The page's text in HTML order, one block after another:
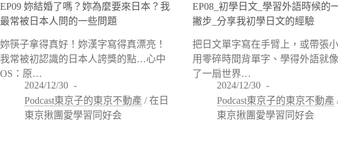
EP09 妳結婚了嗎？妳為麼要來日本？我
最常被日本人問的一些問題
妳筷子拿得真好！妳漢字寫得真漂亮！
我常被初認識的日本人誇獎的點…心中
OS：原…
2024/12/30
Podcast東京子的東京不動產 /在日
東京揪團愛學習同好会
EP08_初學日文_學習外語時候的
撇步_分享我初學日文的經驗
把日文單字寫在手臂上，或帶張小
用零碎時間背單字、學得外語就
了一扇世界…
2024/12/30
Podcast東京子的東京不動產
東京揪團愛學習同好会